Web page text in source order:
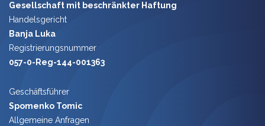
Gesellschaft mit beschränkter Haftung
Handelsgericht
Banja Luka
Registrierungsnummer
057-0-Reg-144-001363
Geschäft​sführer
Spomenko Tomic
Allgemeine Anfragen